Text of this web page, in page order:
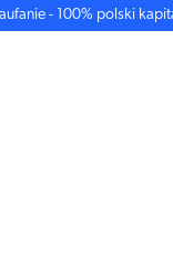
- 100% polski